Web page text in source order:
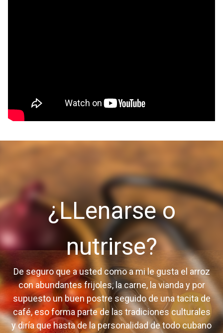
¿LLenarse o
nutrirse?
De seguro que a usted como a mi le gusta el arroz
con abundantes frijoles, la carne, la vianda y por
supuesto un buen postre seguido de una tacita de
café, eso forma parte de las tradiciones culturales
y diría que hasta de la personalidad de todo cubano